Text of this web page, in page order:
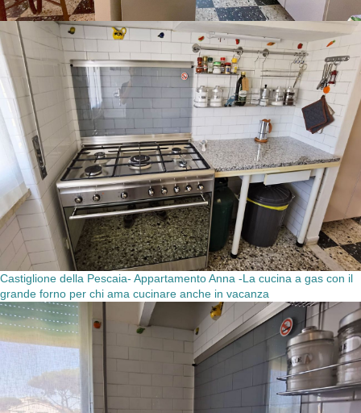
Castiglione della Pescaia- Appartamento Anna -La cucina a gas con il
grande forno per chi ama cucinare anche in vacanza